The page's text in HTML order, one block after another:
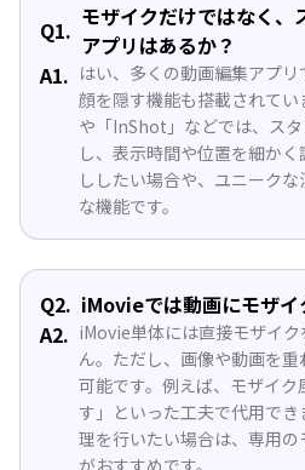
Q1. モザイクだけではなく、
アプリはあるか？
A1. はい、多くの動画編集アプ
顔を隠す機能も搭載されてい
や「InShot」などでは、ス
し、表示時間や位置を細か
ししたい場合や、ユニーク
な機能です。
Q2. iMovieでは動画にモザイ
A2. iMovie単体には直接モザイ
ん。ただし、画像や動画を
可能です。例えば、モザイ
す」といった工夫で代用で
理を行いたい場合は、専用